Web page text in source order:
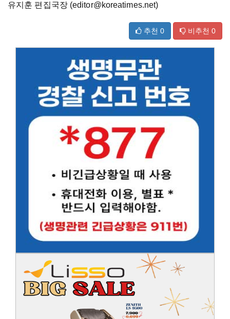
유지훈 편집국장 (editor@koreatimes.net)
추천 0 비추천 0